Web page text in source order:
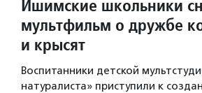
Ишимские школьники
мультфильм о дружбе
и крысят
Воспитанники детской
натуралиста» приступили к